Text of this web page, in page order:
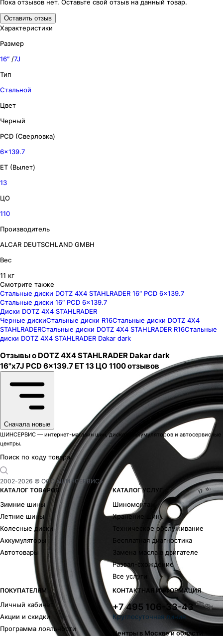
Пока отзывов нет. Оставьте свой отзыв на данный товар.
Оставить отзыв
Характеристики
Размер
16″ /7J
Тип
Стальной
Цвет
Черный
PCD (Сверловка)
6x139.7
ET (Вылет)
13
ЦО
110
Производитель
ALCAR DEUTSCHLAND GMBH
Вес
11 кг
Смотрите также
Стальные диски DOTZ 4X4 STAHLRADER 16″ PCD 6x139.7
Стальные диски 16″ PCD 6x139.7
Диски DOTZ 4X4 STAHLRADER
Черные дискиСтальные диски R16Стальные диски DOTZ 4X4
STAHLRADERСтальные диски DOTZ 4X4 STAHLRADER R16Стальные
диски DOTZ 4X4 STAHLRADER Dakar dark
Отзывы о DOTZ 4X4 STAHLRADER Dakar dark
16"x7J PCD 6x139.7 ЕТ 13 ЦО 1100отзывов
Сначала новые
ШИНСЕРВИС — интернет-магазин шин, дисков, аккумуляторов и автосервисные
центры.
Поиск по коду товара
2002-2026 © ООО «ШИНСЕРВИС»
КАТАЛОГ ТОВАРОВ
Зимние шины
Летние шины
Колесные диски
Аккумуляторы
Автотовары
КАТАЛОГ УСЛУГ
Шиномонтаж
Хранение шин
Техническое обслуживание
Бесплатная диагностика
Замена масла в двигателе
Развал-схождение
Все услуги
ПОКУПАТЕЛЯМ
Личный кабинет
Акции и скидки
Программа лояльности
КОНТАКТНАЯ ИНФОРМАЦИЯ
+7 495 106-33-43
Круглосуточная линия
Центры в Москве и области